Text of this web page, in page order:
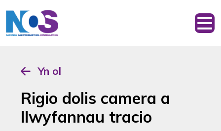
Yn ol
Rigio dolis camera a
llwyfannau tracio